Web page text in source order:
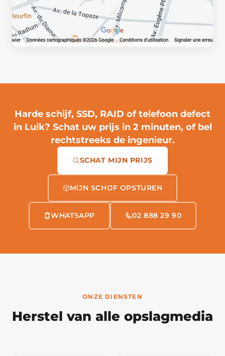
Harde schijf, SSD, RAID of telefoon defect
in Luik? Schat uw prijs in 2 minuten, of bel
rechtstreeks de ingenieur.
SCHAT MIJN PRIJS
MIJN SCHIJF OPSTUREN
WHATSAPP 02 888 29 90
ONZE DIENSTEN
Herstel van alle opslagmedia